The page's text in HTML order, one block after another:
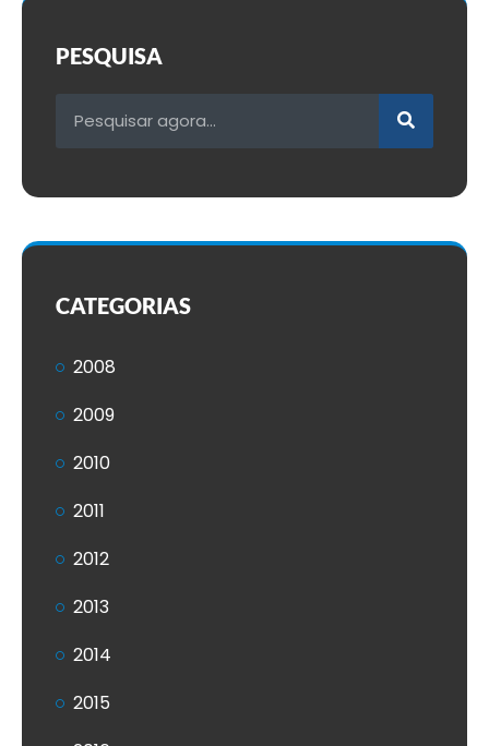
PESQUISA
CATEGORIAS
2008
2009
2010
2011
2012
2013
2014
2015